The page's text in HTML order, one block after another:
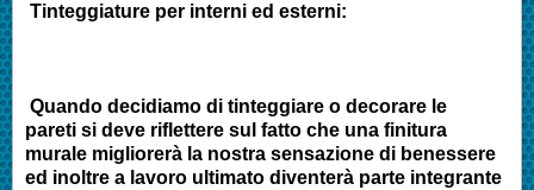
Tinteggiature per interni ed esterni:
Quando decidiamo di tinteggiare o decorare le
pareti si deve riflettere sul fatto che una finitura
murale migliorerà la nostra sensazione di benessere
ed inoltre a lavoro ultimato diventerà parte integrante